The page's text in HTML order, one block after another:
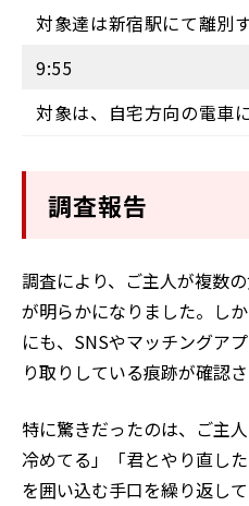
対象達は新宿駅にて離別す
9:55
対象は、自宅方向の電車
調査報告
調査により、ご主人が複数
が明らかになりました。し
にも、SNSやマッチングア
り取りしている痕跡が確認さ
特に驚きだったのは、ご主
冷めてる」「君とやり直し
を囲い込む手口を繰り返し